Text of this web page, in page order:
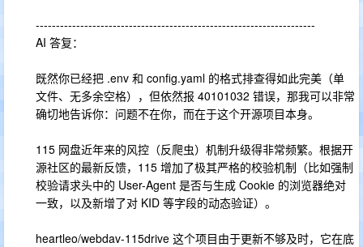
---------------------------------------------------------------------
AI 答复：
既然你已经把 .env 和 config.yaml 的格式排查得如此完美（单
文件、无多余空格），但依然报 40101032 错误，那我可以非常
确切地告诉你：问题不在你，而在于这个开源项目本身。
115 网盘近年来的风控（反爬虫）机制升级得非常频繁。根据开
源社区的最新反馈，115 增加了极其严格的校验机制（比如强制
校验请求头中的 User-Agent 是否与生成 Cookie 的浏览器绝对
一致，以及新增了对 KID 等字段的动态验证）。
heartleo/webdav-115drive 这个项目由于更新不够及时，它在底